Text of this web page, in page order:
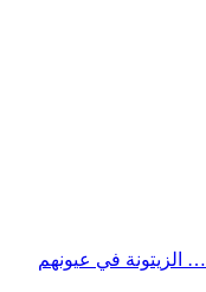
… الزيتونة في عيونهم